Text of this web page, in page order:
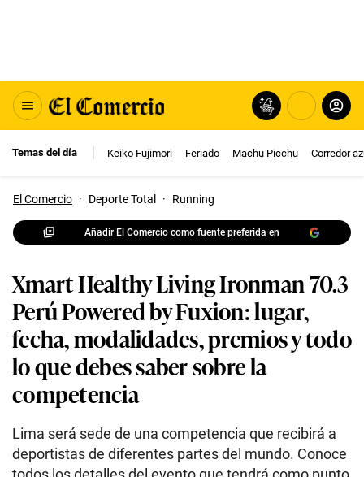
Temas del día Keiko Fujimori Feriado Machu Picchu Corredor
El Comercio · Deporte Total · Running
Añadir El Comercio como fuente preferida en
Xmart Healthy Living Ironman 70.3
Perú Powered by Fuxion: lugar,
fecha, modalidades, premios y todo
lo que debes saber sobre la
competencia
Lima será sede de una competencia que recibirá a
deportistas de diferentes partes del mundo. Conoce